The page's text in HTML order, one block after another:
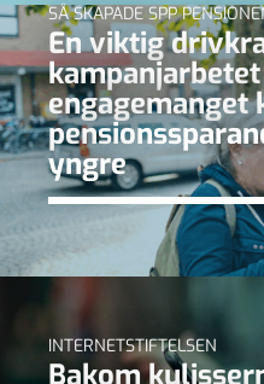
SÅ SKAPADE SPP
En viktig
engagemanget
yngre
INTERNETSTIFTELSEN
Bakom